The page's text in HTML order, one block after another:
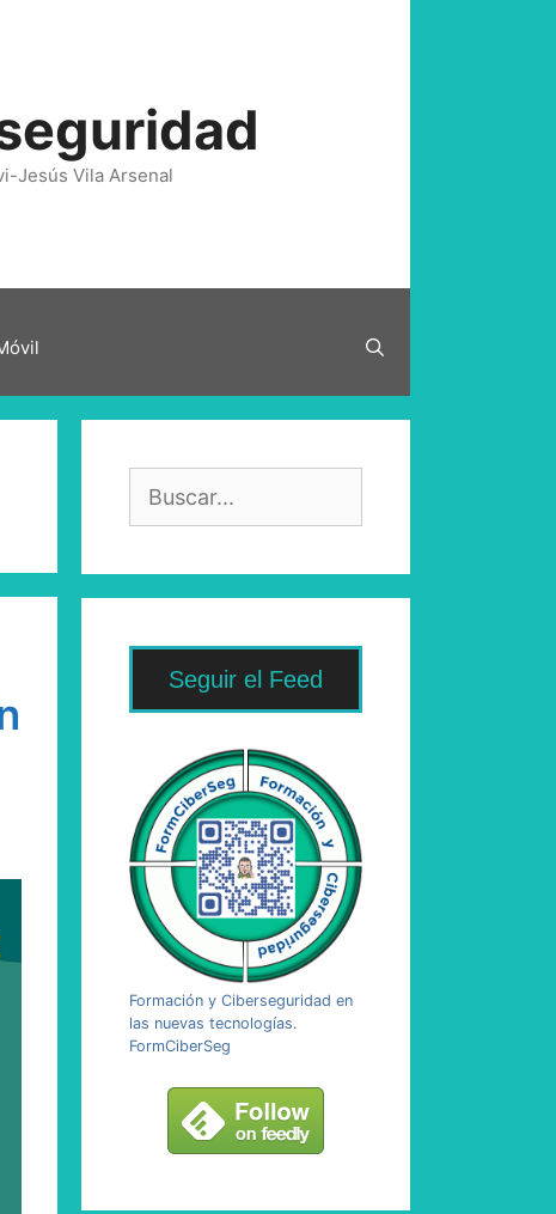
Jesús Vila Arsenal
Seguir el Feed
Formación y Ciberseguridad en
las nuevas tecnologías.
FormCiberSeg